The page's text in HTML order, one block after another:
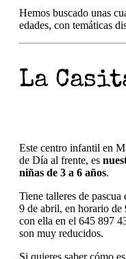
Hemos buscado unas
edades, con temáticas
La
Este centro infantil en
de Día al frente, es
niñas de 3 a 6 años.
Tiene talleres de
9 de abril, en horario de
con ella en el 645 897
son muy reducidos.